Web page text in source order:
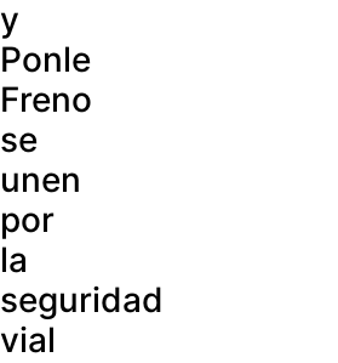
y
Ponle
Freno
se
unen
por
la
seguridad
vial